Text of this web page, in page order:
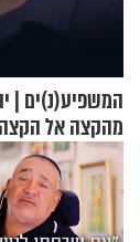
המשפיע(נ)ים |
מהקצה אל